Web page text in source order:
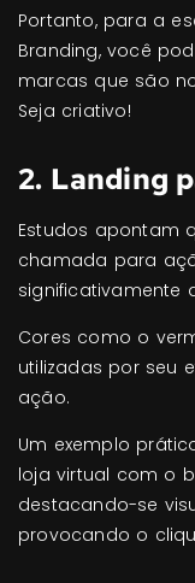
Portanto, para a
Branding, você
marcas que são
Seja criativo!
2. Landing
Estudos apontam
chamada para
significativamente
Cores como o
utilizadas por seu
ação.
Um exemplo
loja virtual com o
destacando-se
provocando o